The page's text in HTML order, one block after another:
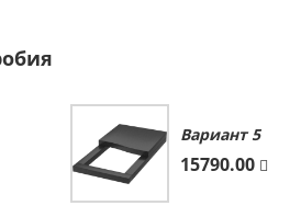
Вариант 5
15790.00